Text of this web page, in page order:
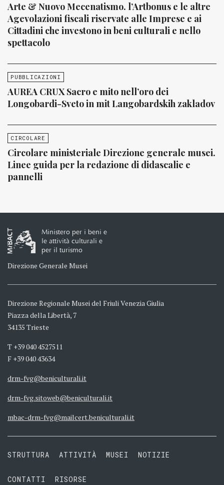
Arte & Nuovo Mecenatismo. l’Artbonus e le altre
Agevolazioni fiscali riservate alle Imprese e ai
Cittadini che investono in beni culturali e nello
spettacolo
PUBBLICAZIONI
AUREA CRUX Sacro e mito nell’oro dei
Longobardi-Sveto in mit Langobardskih zakladov
CIRCOLARE
Circolare ministeriale Direzione generale musei.
Linee guida per la redazione di didascalie e
pannelli
Ministero per i beni e
le attività culturali e
per il turismo
Direzione Generale Musei
Direzione Regionale Musei del Friuli Venezia Giulia
Piazza della Libertà, 7
34135 Trieste
T +39 040 4527511
F +39 040 43634
drm-fvg@beniculturali.it
drm-fvg.sitoweb@beniculturali.it
mbac-drm-fvg@mailcert.beniculturali.it
STRUTTURA ATTIVITÀ MUSEI NOTIZIE
CONTATTI RISORSE